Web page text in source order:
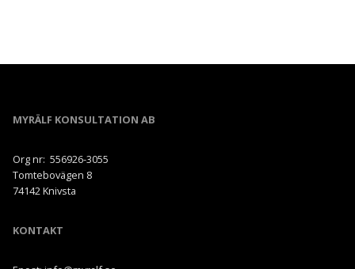
MYRÄLF KONSULTATION AB
Org nr: 556926-3055
Tomtebovägen 8
74142 Knivsta
KONTAKT